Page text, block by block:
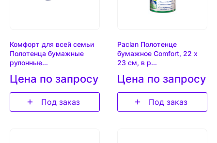
Комфорт для всей семьи
Полотенца бумажные
рулонные...
Цена по запросу
Под заказ
Paclan Полотенце
бумажное Comfort, 22 х
23 см, в р...
Цена по запросу
Под заказ